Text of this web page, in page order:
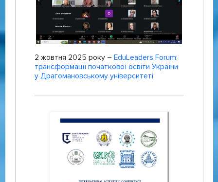
2 жовтня 2025 року – EduLeaders Forum:
трансформації початкової освіти України
у Драгомановському університеті